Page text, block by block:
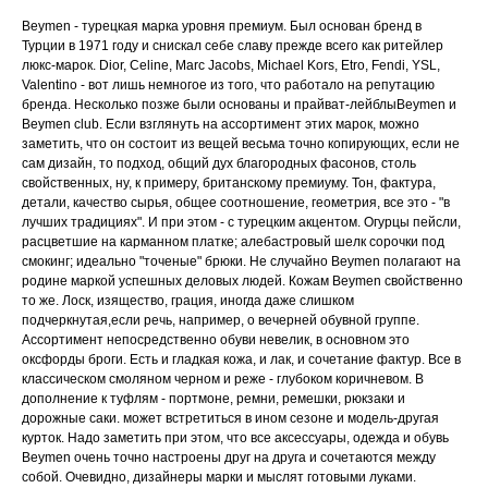
Beymen - турецкая марка уровня премиум. Был основан бренд в
Турции в 1971 году и снискал себе славу прежде всего как ритейлер
люкс-марок. Dior, Celine, Marc Jacobs, Michael Kors, Etro, Fendi, YSL,
Valentino - вот лишь немногое из того, что работало на репутацию
бренда. Несколько позже были основаны и прайват-лейблыBeymen и
Beymen club. Если взглянуть на ассортимент этих марок, можно
заметить, что он состоит из вещей весьма точно копирующих, если не
сам дизайн, то подход, общий дух благородных фасонов, столь
свойственных, ну, к примеру, британскому премиуму. Тон, фактура,
детали, качество сырья, общее соотношение, геометрия, все это - "в
лучших традициях". И при этом - с турецким акцентом. Огурцы пейсли,
расцветшие на карманном платке; алебастровый шелк сорочки под
смокинг; идеально "точеные" брюки. Не случайно Beymen полагают на
родине маркой успешных деловых людей. Кожам Beymen свойственно
то же. Лоск, изящество, грация, иногда даже слишком
подчеркнутая,если речь, например, о вечерней обувной группе.
Ассортимент непосредственно обуви невелик, в основном это
оксфорды броги. Есть и гладкая кожа, и лак, и сочетание фактур. Все в
классическом смоляном черном и реже - глубоком коричневом. В
дополнение к туфлям - портмоне, ремни, ремешки, рюкзаки и
дорожные саки. может встретиться в ином сезоне и модель-другая
курток. Надо заметить при этом, что все аксессуары, одежда и обувь
Beymen очень точно настроены друг на друга и сочетаются между
собой. Очевидно, дизайнеры марки и мыслят готовыми луками.